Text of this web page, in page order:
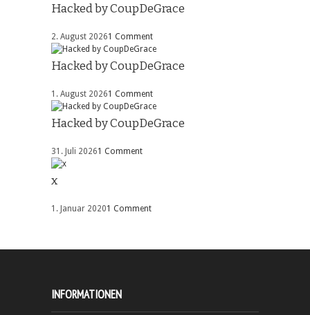
Hacked by CoupDeGrace
2. August 20261 Comment
Hacked by CoupDeGrace
1. August 20261 Comment
Hacked by CoupDeGrace
31. Juli 20261 Comment
x
1. Januar 20201 Comment
INFORMATIONEN